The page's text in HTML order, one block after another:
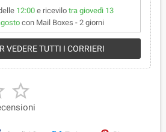
12:00e ricevilo tra giovedì 13
con Mail Boxes - 2 giorni
VEDERE TUTTI I CORRIERI
